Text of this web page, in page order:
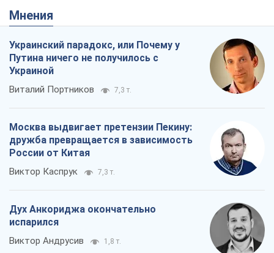
Мнения
Украинский парадокс, или Почему у
Путина ничего не получилось с
Украиной
Виталий Портников 7,3 т.
Москва выдвигает претензии Пекину:
дружба превращается в зависимость
России от Китая
Виктор Каспрук 7,3 т.
Дух Анкориджа окончательно
испарился
Виктор Андрусив 1,8 т.